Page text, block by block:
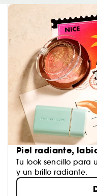
Piel radiante,
Tu look sencillo para
y un brillo radiante.